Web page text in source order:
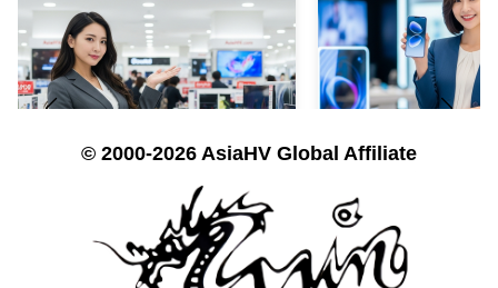
© 2000-2026 AsiaHV Global Affiliate